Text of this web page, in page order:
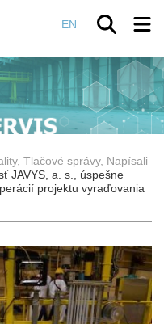
EN
Tlačové správy, Napísali
JAVYS, a. s., úspešne
projektu vyraďovania